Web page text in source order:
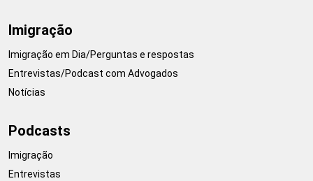
Imigração
Imigração em Dia/Perguntas e respostas
Entrevistas/Podcast com Advogados
Notícias
Podcasts
Imigração
Entrevistas